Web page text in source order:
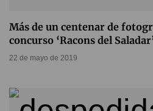
Más de un centenar de
concurso ‘Racons del
22 de mayo de 2019